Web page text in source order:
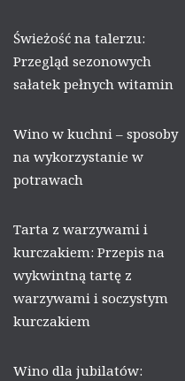
Świeżość na talerzu:
Przegląd sezonowych
sałatek pełnych witamin
Wino w kuchni – sposoby
na wykorzystanie w
potrawach
Tarta z warzywami i
kurczakiem: Przepis na
wykwintną tartę z
warzywami i soczystym
kurczakiem
Wino dla jubilatów: